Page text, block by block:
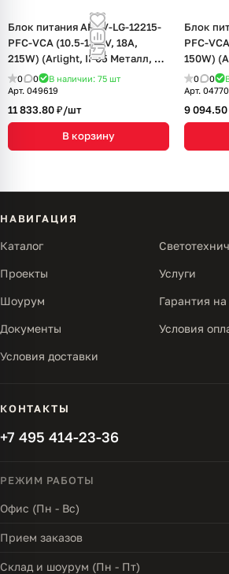
Блок питания ARPV-LG-12215-
PFC-VCA (10.5-13.5V, 18A,
215W) (Arlight, IP65 Металл, 5
лет)
0 0 В наличии: 75 шт
Арт. 049619
11 833.80 ₽/шт
В корзину
Блок
PFC-
150W)
лет)
0 0
Арт.
9
НАВИГАЦИЯ
Каталог
Проекты Услуги
Шоурум Гарантия на
Документы Условия
Условия доставки
КОНТАКТЫ
+7 495 414-23-36
РЕЖИМ РАБОТЫ
Офис (Пн - Вс)
Прием заказов
Склад и шоурум (Пн - Пт)